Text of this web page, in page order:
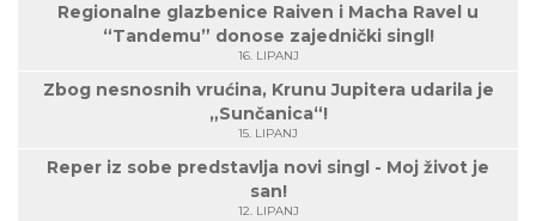
Regionalne glazbenice Raiven i Macha Ravel u
“Tandemu” donose zajednički singl!
16. LIPANJ
Zbog nesnosnih vrućina, Krunu Jupitera udarila je
„Sunčanica“!
15. LIPANJ
Reper iz sobe predstavlja novi singl - Moj život je
san!
12. LIPANJ